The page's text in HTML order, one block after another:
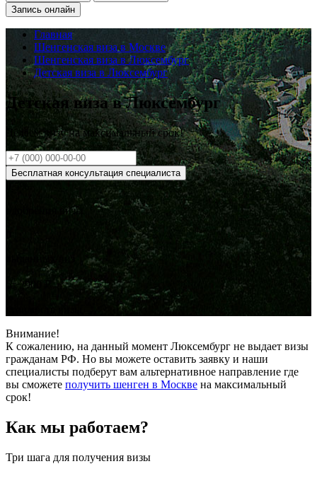
Запись онлайн
Главная
Шенгенская виза в Москве
Шенгенская виза в Люксембург
Детская виза в Люксембург
Детская виза в Люксембург
Делаем визу намаксимальныйсрок!
Бесплатная консультация специалиста
одобрения визы
от 2900
Внимание!
К сожалению, на данный момент Люксембург не выдает визы
гражданам РФ. Но вы можете оставить заявку и наши
специалисты подберут вам альтернативное направление где
вы сможете получить шенген в Москве на максимальный
срок!
Как мы работаем?
Три шага для получения визы